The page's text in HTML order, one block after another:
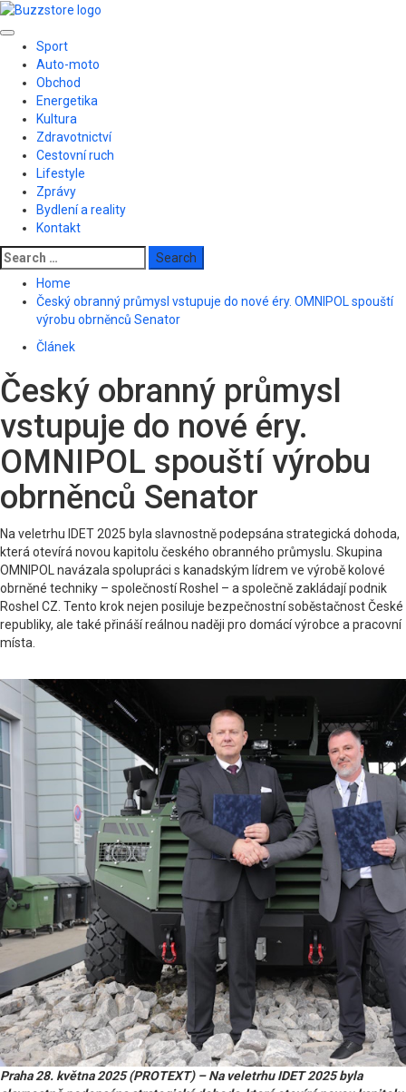
Skip
content
Primary
Menu
Sport
Auto-moto
Obchod
Energetika
Kultura
Zdravotnictví
Cestovní ruch
Lifestyle
Zprávy
Bydlení a reality
Kontakt
Search
for:
Home
Český obranný průmysl vstupuje do nové éry. OMNIPOL spouští
výrobu obrněnců Senator
Článek
Český obranný průmysl
vstupuje do nové éry.
OMNIPOL spouští výrobu
obrněnců Senator
Na veletrhu IDET 2025 byla slavnostně podepsána strategická dohoda,
která otevírá novou kapitolu českého obranného průmyslu. Skupina
OMNIPOL navázala spolupráci s kanadským lídrem ve výrobě kolové
obrněné techniky – společností Roshel – a společně zakládají podnik
Roshel CZ. Tento krok nejen posiluje bezpečnostní soběstačnost České
republiky, ale také přináší reálnou naději pro domácí výrobce a pracovní
místa.
Praha 28. května 2025 (PROTEXT) – Na veletrhu IDET 2025 byla